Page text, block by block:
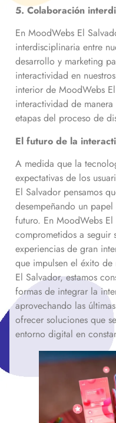
5. Colaboración
En MoodWebs El
interdisciplinaria entre
desarrollo y marketing
interactividad en
interior de MoodWebs
interactividad de
etapas del proceso de
El futuro de la
A medida que la
expectativas de los
El Salvador pensamos
desempeñando un
futuro. En MoodWebs El
comprometidos a
experiencias de gran
que impulsen el éxito
El Salvador, estamos
formas de integrar la
aprovechando las
ofrecer soluciones que
entorno digital en